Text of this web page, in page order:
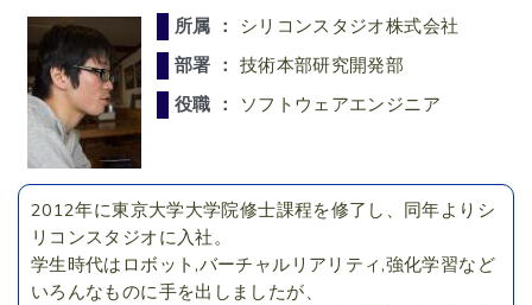
所属 ： シリコンスタジオ株式会社
部署 ： 技術本部研究開発部
役職 ：
ソフトウェアエンジニア
2012年に東京大学大学院修士課程を修了し、同年よりシ
リコンスタジオに入社。
学生時代はロボット,バーチャルリアリティ,強化学習など
いろんなものに手を出しましたが、